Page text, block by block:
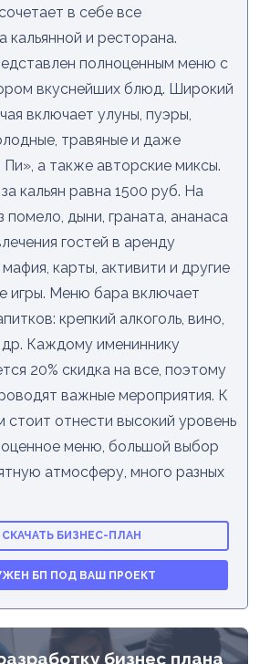
в себе все
кальянной и ресторана.
полноценным меню с
вкуснейших блюд. Широкий
включает улуны, пуэры,
травяные и даже
а также авторские миксы.
кальян равна 1500 руб. На
помело, дыни, граната, ананаса
гостей в аренду
карты, активити и другие
игры. Меню бара включает
крепкий алкоголь, вино,
Каждому имениннику
20% скидка на все, поэтому
важные мероприятия. К
стоит отнести высокий уровень
меню, большой выбор
атмосферу, много разных
СКАЧАТЬ БИЗНЕС-ПЛАН
БП ПОД ВАШ ПРОЕКТ
бизнес плана